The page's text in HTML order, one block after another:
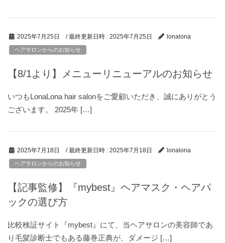
2025年7月25日 / 最終更新日時 : 2025年7月25日 lonalona
ヘアサロンからのお知らせ
【8/1より】メニューリニューアルのお知らせ
いつもLonaLona hair salonをご愛顧いただき、誠にありがとう
ございます。 2025年 […]
2025年7月18日 / 最終更新日時 : 2025年7月18日 lonalona
ヘアサロンからのお知らせ
【記事監修】『mybest』ヘアマスク・ヘアパ
ックの選び方
比較検証サイト『mybest』にて、当ヘアサロンの美容師であ
り毛髪診断士でもある藤巻正典が、ダメージ […]